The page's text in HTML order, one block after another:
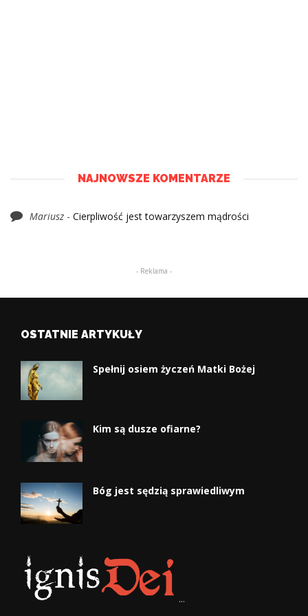
NAJNOWSZE KOMENTARZE
Mariusz - Cierpliwość jest towarzyszem mądrości
- Reklama -
OSTATNIE ARTYKUŁY
Spełnij osiem życzeń Matki Bożej
Kim są dusze ofiarne?
Bóg jest sędzią sprawiedliwym
...